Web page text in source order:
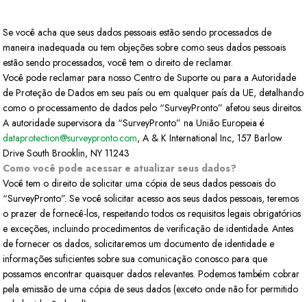
Se você acha que seus dados pessoais estão sendo processados de
maneira inadequada ou tem objeções sobre como seus dados pessoais
estão sendo processados, você tem o direito de reclamar.
Você pode reclamar para nosso Centro de Suporte ou para a Autoridade
de Proteção de Dados em seu país ou em qualquer país da UE, detalhando
como o processamento de dados pelo “SurveyPronto” afetou seus direitos.
A autoridade supervisora da “SurveyPronto” na União Europeia é
dataprotection@surveypronto.com, A & K International Inc, 157 Barlow
Drive South Brooklin, NY 11243
Como você pode acessar e atualizar seus dados?
Você tem o direito de solicitar uma cópia de seus dados pessoais do
“SurveyPronto”. Se você solicitar acesso aos seus dados pessoais, teremos
o prazer de fornecê-los, respeitando todos os requisitos legais obrigatórios
e exceções, incluindo procedimentos de verificação de identidade. Antes
de fornecer os dados, solicitaremos um documento de identidade e
informações suficientes sobre sua comunicação conosco para que
possamos encontrar quaisquer dados relevantes. Podemos também cobrar
pela emissão de uma cópia de seus dados (exceto onde não for permitido